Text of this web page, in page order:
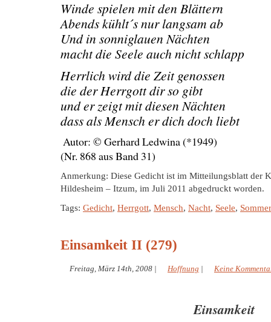
Winde spielen mit den Blättern
Abends kühlt´s nur langsam ab
Und in sonniglauen Nächten
macht die Seele auch nicht schlapp
Herrlich wird die Zeit genossen
die der Herrgott dir so gibt
und er zeigt mit diesen Nächten
dass als Mensch er dich doch liebt
Autor: © Gerhard Ledwina (*1949)
(Nr. 868 aus Band 31)
Anmerkung: Diese Gedicht ist im Mitteilungsblatt der
Hildesheim – Itzum, im Juli 2011 abgedruckt worden.
Tags: Gedicht, Herrgott, Mensch, Nacht, Seele, Sommer
Einsamkeit II (279)
Freitag, März 14th, 2008 | Hoffnung | Keine
Einsamkeit